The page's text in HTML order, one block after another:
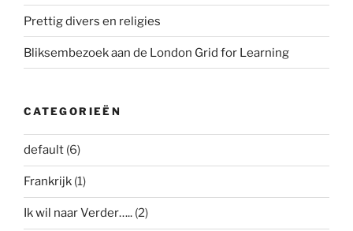
Prettig divers en religies
Bliksembezoek aan de London Grid for Learning
CATEGORIEËN
default (6)
Frankrijk (1)
Ik wil naar Verder….. (2)